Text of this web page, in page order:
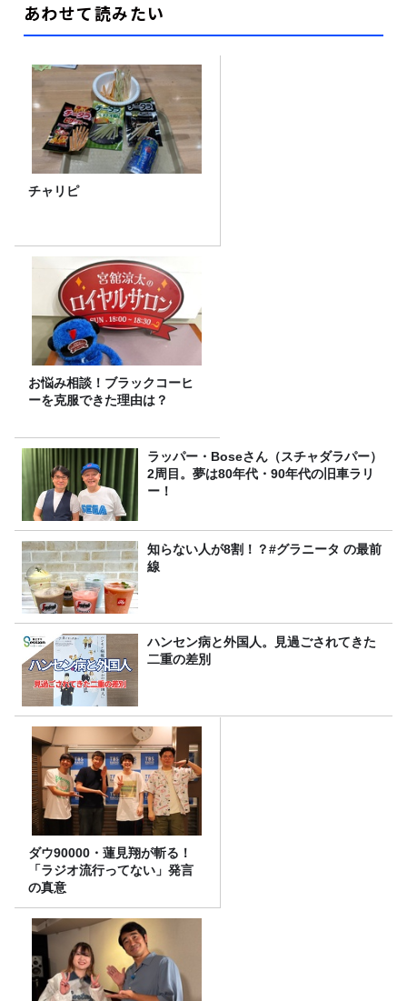
あわせて読みたい
チャリピ
お悩み相談！ブラックコーヒ
ーを克服できた理由は？
ラッパー・Boseさん（スチャダラパー）
2周目。夢は80年代・90年代の旧車ラリ
ー！
知らない人が8割！？#グラニータ の最前
線
ハンセン病と外国人。見過ごされてきた
二重の差別
ダウ90000・蓮見翔が斬る！
「ラジオ流行ってない」発言
の真意